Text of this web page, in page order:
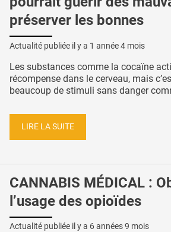
préserver les bonnes
Actualité publiée il y a 1 année 4 mois
Les substances comme la cocaïne
récompense dans le cerveau, mais
beaucoup de stimuli sans danger
LIRE LA SUITE
CANNABIS MÉDICAL :
l’usage des opioïdes
Actualité publiée il y a 6 années 9 mois